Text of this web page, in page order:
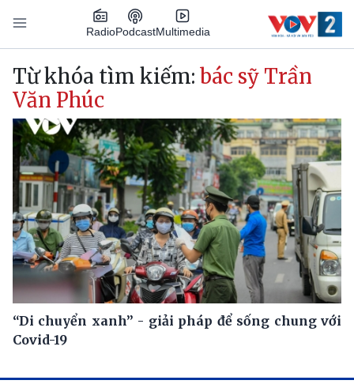
Nhảy đến nội dung
RadioPodcastMultimedia
Main navigation
Từ khóa tìm kiếm: bác sỹ Trần
Văn Phúc
“Di chuyển xanh” - giải pháp để sống chung với
Covid-19